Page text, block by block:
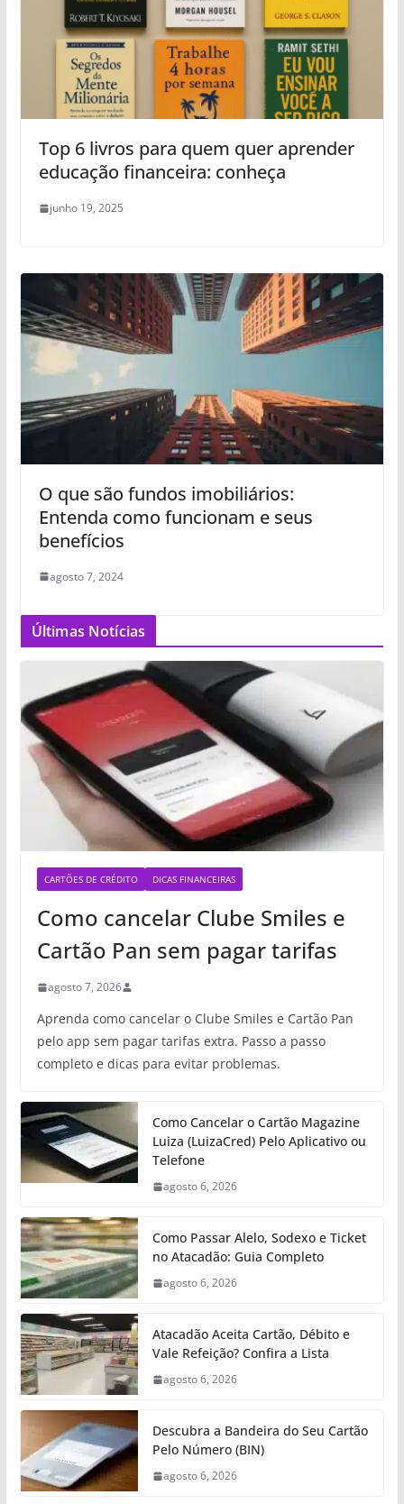
Top 6 livros para quem quer aprender
educação financeira: conheça
junho 19, 2025
O que são fundos imobiliários:
Entenda como funcionam e seus
benefícios
agosto 7, 2024
Últimas Notícias
CARTÕES DE CRÉDITO DICAS FINANCEIRAS
Como cancelar Clube Smiles e
Cartão Pan sem pagar tarifas
agosto 7, 2026
Aprenda como cancelar o Clube Smiles e Cartão Pan
pelo app sem pagar tarifas extra. Passo a passo
completo e dicas para evitar problemas.
Como Cancelar o Cartão Magazine
Luiza (LuizaCred) Pelo Aplicativo ou
Telefone
agosto 6, 2026
Como Passar Alelo, Sodexo e Ticket
no Atacadão: Guia Completo
agosto 6, 2026
Atacadão Aceita Cartão, Débito e
Vale Refeição? Confira a Lista
agosto 6, 2026
Descubra a Bandeira do Seu Cartão
Pelo Número (BIN)
agosto 6, 2026